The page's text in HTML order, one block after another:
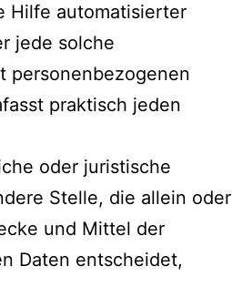
Hilfe automatisierter
jede solche
personenbezogenen
praktisch jeden
oder juristische
Stelle, die allein oder
und Mittel der
Daten entscheidet,